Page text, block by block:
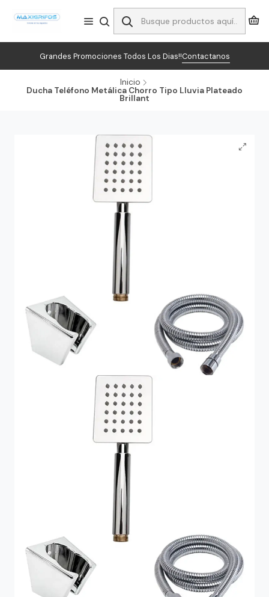
Grandes Promociones Todos Los Dias!!Contactanos
Inicio
Ducha Teléfono Metálica Chorro Tipo Lluvia Plateado
Brillant